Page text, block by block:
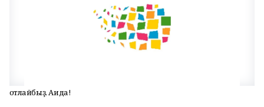
Ҡотлайбыҙ, Аида!